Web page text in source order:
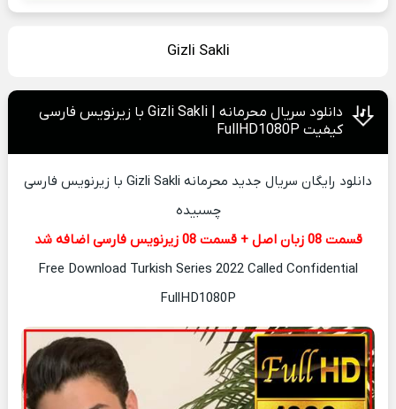
Gizli Sakli
دانلود سریال محرمانه | Gizli Sakli با زیرنویس فارسی
کیفیت FullHD1080P
دانلود رایگان سریال جدید محرمانه Gizli Sakli با زیرنویس فارسی
چسبیده
قسمت 08 زبان اصل + قسمت 08 زیرنویس فارسی اضافه شد
Free Download Turkish Series 2022 Called Confidential
FullHD1080P